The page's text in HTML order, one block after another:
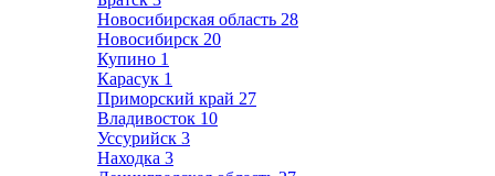
Новосибирская область 28
Новосибирск 20
Купино 1
Карасук 1
Приморский край 27
Владивосток 10
Уссурийск 3
Находка 3